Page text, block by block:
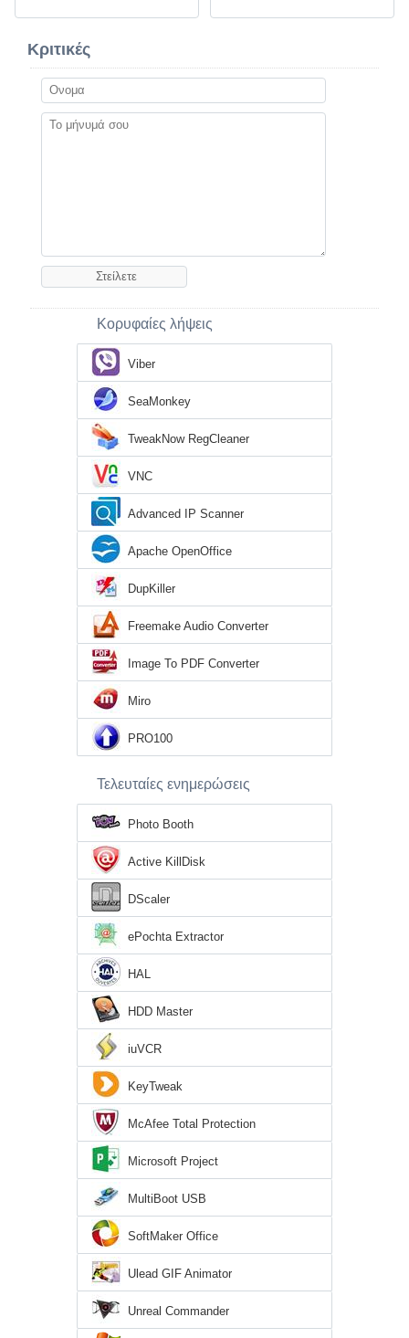
Κριτικές
Κορυφαίες λήψεις
Viber
SeaMonkey
TweakNow RegCleaner
VNC
Advanced IP Scanner
Apache OpenOffice
DupKiller
Freemake Audio Converter
Image To PDF Converter
Miro
PRO100
Τελευταίες ενημερώσεις
Photo Booth
Active KillDisk
DScaler
ePochta Extractor
HAL
HDD Master
iuVCR
KeyTweak
McAfee Total Protection
Microsoft Project
MultiBoot USB
SoftMaker Office
Ulead GIF Animator
Unreal Commander